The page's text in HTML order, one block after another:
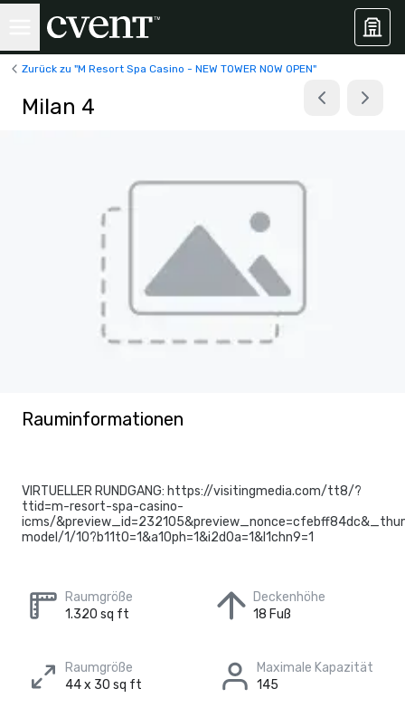
Zurück zu "M Resort Spa Casino - NEW TOWER NOW OPEN"
Milan 4
Rauminformationen
VIRTUELLER RUNDGANG: https://visitingmedia.com/tt8/?
ttid=m-resort-spa-casino-
icms/
model/1/10?b11t0=1&a10ph=1&i2d0a=1&l1chn9=1
Raumgröße
1.320 sq ft
Deckenhöhe
18 Fuß
Raumgröße
44 x 30 sq ft
Maximale Kapazität
145